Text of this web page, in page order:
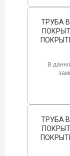
ТРУБА
В
ТРУБА